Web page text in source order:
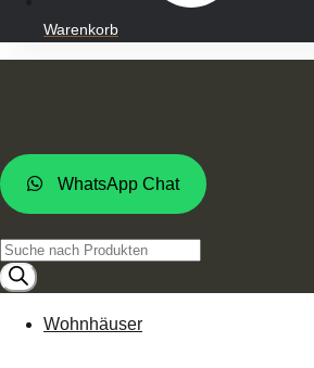
Warenkorb
WhatsApp Chat
Products
search
Wohnhäuser